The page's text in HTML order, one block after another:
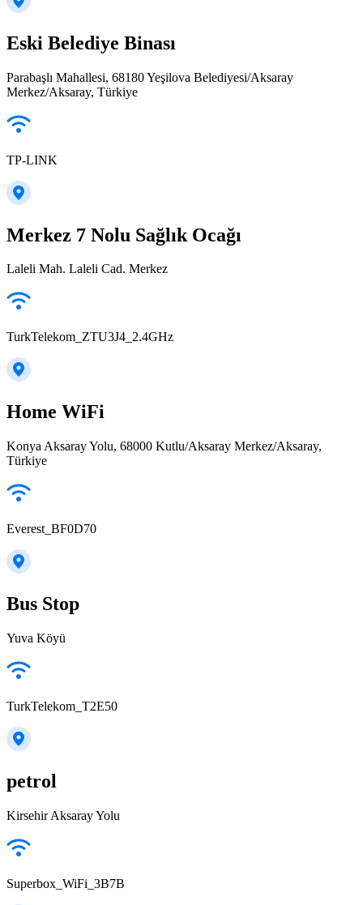
Eski Belediye Binası
Parabaşlı Mahallesi, 68180 Yeşilova Belediyesi/Aksaray
Merkez/Aksaray, Türkiye
TP-LINK
Merkez 7 Nolu Sağlık Ocağı
Laleli Mah. Laleli Cad. Merkez
TurkTelekom_ZTU3J4_2.4GHz
Home WiFi
Konya Aksaray Yolu, 68000 Kutlu/Aksaray Merkez/Aksaray,
Türkiye
Everest_BF0D70
Bus Stop
Yuva Köyü
TurkTelekom_T2E50
petrol
Kirsehir Aksaray Yolu
Superbox_WiFi_3B7B